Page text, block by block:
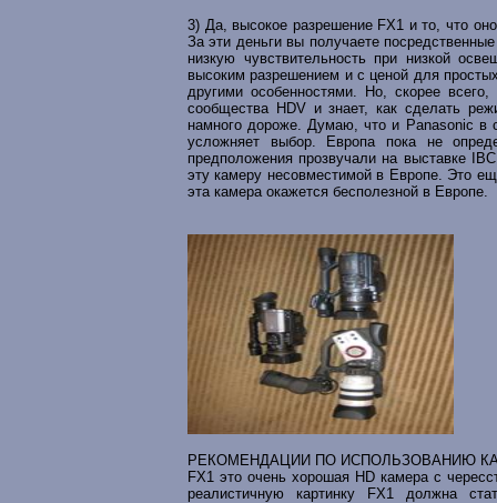
3) Да, высокое разрешение FX1 и то, что
За эти деньги вы получаете
низкую чувствительность при низкой
высоким разрешением и с ценой для
другими особенностями. Но, скорее
сообщества HDV и знает, как сделать
намного дороже. Думаю, что и Panasonic в
усложняет выбор. Европа пока не
предположения прозвучали на выставке
эту камеру несовместимой в Европе. Это
эта камера окажется бесполезной в Европе.
РЕКОМЕНДАЦИИ ПО ИСПОЛЬЗОВАНИЮ
FX1 это очень хорошая HD камера с
реалистичную картинку FX1 должна